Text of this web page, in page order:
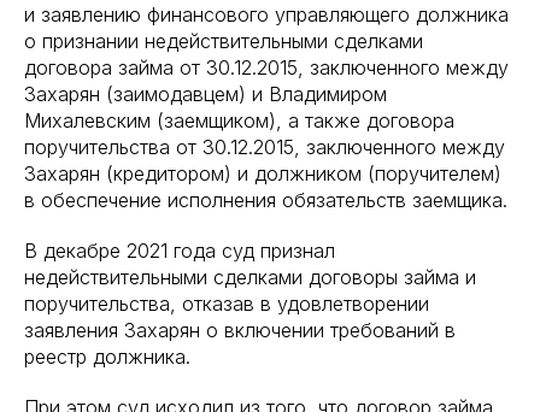
и заявлению финансового управляющего должника
о признании недействительными сделками
договора займа от 30.12.2015, заключенного между
Захарян (заимодавцем) и Владимиром
Михалевским (заемщиком), а также договора
поручительства от 30.12.2015, заключенного между
Захарян (кредитором) и должником (поручителем)
в обеспечение исполнения обязательств заемщика.
В декабре 2021 года суд признал
недействительными сделками договоры займа и
поручительства, отказав в удовлетворении
заявления Захарян о включении требований в
реестр должника.
При этом суд исходил из того, что договор займа